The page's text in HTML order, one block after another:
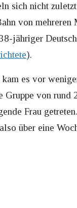
sich nicht
von mehreren
jähriger
).
es vor
Gruppe von rund
Frau
über eine